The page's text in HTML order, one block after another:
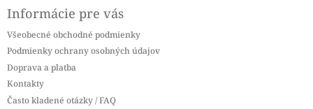
Informácie pre vás
Všeobecné obchodné podmienky
Podmienky ochrany osobných údajov
Doprava a platba
Kontakty
Často kladené otázky / FAQ